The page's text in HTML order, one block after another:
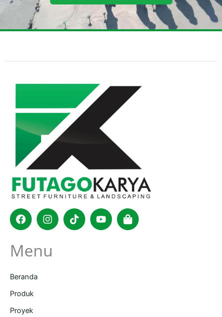
FacebookInstagram
TiktokYoutubeShopping-
bag
Menu
Beranda
Produk
Proyek